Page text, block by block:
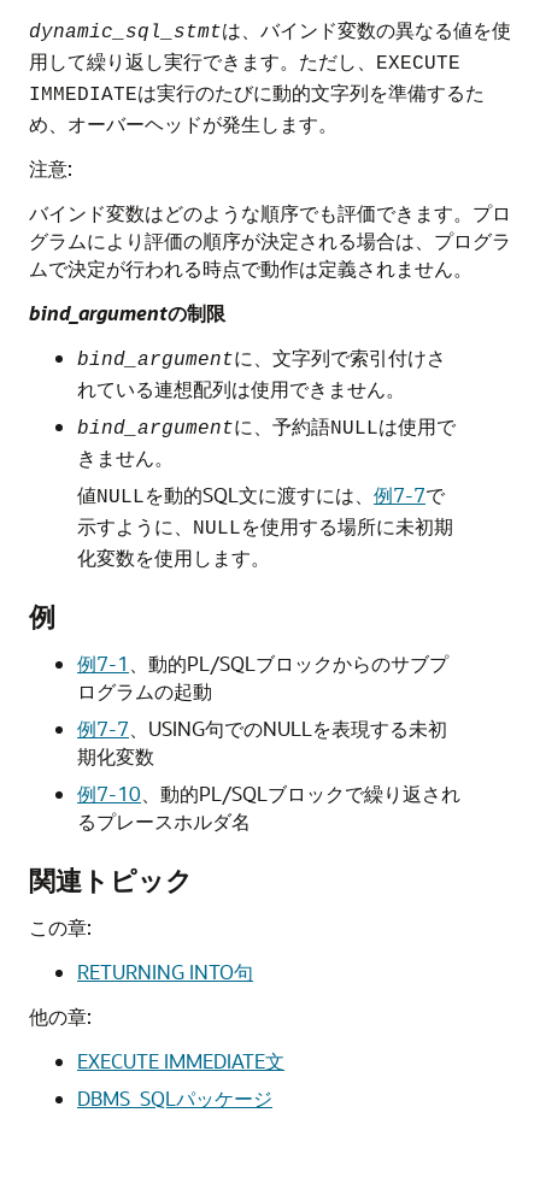
dynamic_sql_stmtは、バインド変数の異なる値を使
用して繰り返し実行できます。ただし、
EXECUTE
IMMEDIATEは実行のたびに動的文字列を準備するた
め、オーバーヘッドが発生します。
注意:
バインド変数はどのような順序でも評価できます。プロ
グラムにより評価の順序が決定される場合は、プログラ
ムで決定が行われる時点で動作は定義されません。
bind_argumentの制限
bind_argumentに、文字列で索引付けさ
れている連想配列は使用できません。
bind_argumentに、予約語NULLは使用で
きません。
値NULLを動的SQL文に渡すには、 例7-7で
示すように、
NULLを使用する場所に未初期
化変数を使用します。
例
例7-1 、 動的PL/SQLブロックからのサブプ
ログラムの起動
例7-7、 USING句でのNULLを表現する未初
期化変数
例7-10、 動的PL/SQLブロックで繰り返され
るプレースホルダ名
関連トピック
この章:
RETURNING INTO句
他の章:
EXECUTE IMMEDIATE文
DBMS_SQLパッケージ